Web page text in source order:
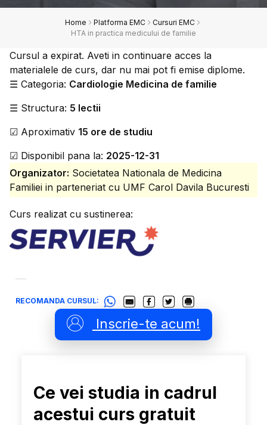
Home Platforma EMC
Cursuri EMC
HTA in practica medicului de familie
Cursul a expirat. Aveti in continuare acces la
materialele de curs, dar nu mai pot fi emise diplome.
☰ Categoria: Cardiologie Medicina de familie
☰ Structura: 5 lectii
☑ Aproximativ 15 ore de studiu
☑ Disponibil pana la: 2025-12-31
Organizator: Societatea Nationala de Medicina
Familiei in parteneriat cu UMF Carol Davila Bucuresti
Curs realizat cu sustinerea:
RECOMANDA CURSUL:
Inscrie-te acum!
Ce vei studia in cadrul
acestui curs gratuit